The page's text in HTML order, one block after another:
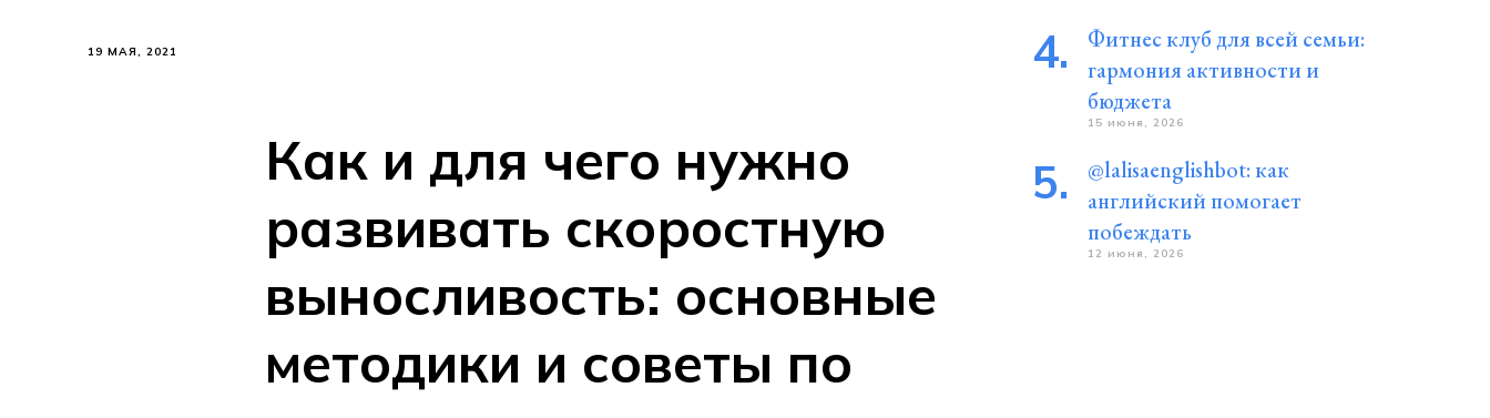
19 МАЯ, 2021
Как и для чего нужно
развивать скоростную
выносливость: основные
методики и советы по
Фитнес клуб для всей семьи:
гармония активности и
бюджета
15 июня, 2026
@lalisaenglishbot: как
английский помогает
побеждать
12 июня, 2026